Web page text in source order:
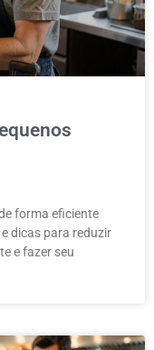
forma eficiente
dicas para reduzir
e fazer seu